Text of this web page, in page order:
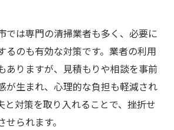
では専門の清掃業者も多く、必要に
るのも有効な対策です。業者の利用
ありますが、見積もりや相談を事前
が生まれ、心理的な負担も軽減され
と対策を取り入れることで、挫折せ
られます。